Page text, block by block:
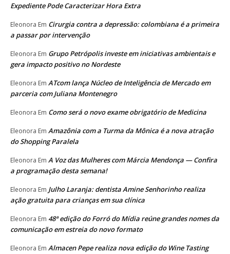
Expediente Pode Caracterizar Hora Extra
Eleonora Em Cirurgia contra a depressão: colombiana é a primeira
a passar por intervenção
Eleonora Em Grupo Petrópolis investe em iniciativas ambientais e
gera impacto positivo no Nordeste
Eleonora Em ATcom lança Núcleo de Inteligência de Mercado em
parceria com Juliana Montenegro
Eleonora Em Como será o novo exame obrigatório de Medicina
Eleonora Em Amazônia com a Turma da Mônica é a nova atração
do Shopping Paralela
Eleonora Em A Voz das Mulheres com Márcia Mendonça — Confira
a programação desta semana!
Eleonora Em Julho Laranja: dentista Amine Senhorinho realiza
ação gratuita para crianças em sua clínica
Eleonora Em 48ª edição do Forró do Mídia reúne grandes nomes da
comunicação em estreia do novo formato
Eleonora Em Almacen Pepe realiza nova edição do Wine Tasting